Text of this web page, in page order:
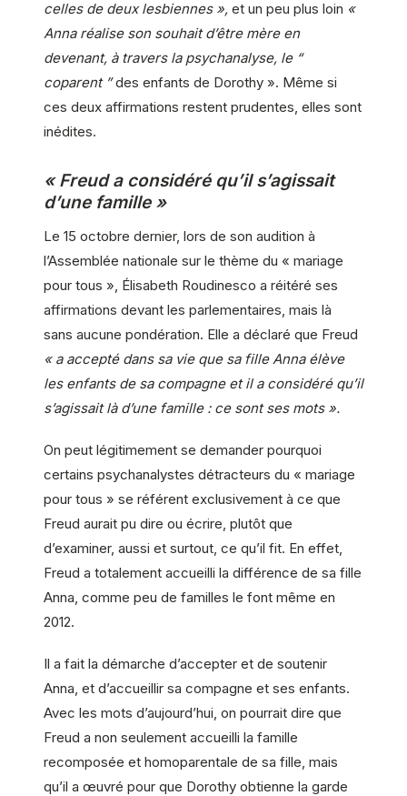
celles de deux lesbiennes », et un peu plus loin «
Anna réalise son souhait d’être mère en
devenant, à travers la psychanalyse, le “
coparent ”des enfants de Dorothy ». Même si
ces deux affirmations restent prudentes, elles sont
inédites.
« Freud a considéré qu’il s’agissait
d’une famille »
Le 15 octobre dernier, lors de son audition à
l’Assemblée nationale sur le thème du « mariage
pour tous », Élisabeth Roudinesco a réitéré ses
affirmations devant les parlementaires, mais là
sans aucune pondération. Elle a déclaré que Freud
« a accepté dans sa vie que sa fille Anna élève
les enfants de sa compagne et il a considéré qu’il
s’agissait là d’une famille : ce sont ses mots ».
On peut légitimement se demander pourquoi
certains psychanalystes détracteurs du « mariage
pour tous » se référent exclusivement à ce que
Freud aurait pu dire ou écrire, plutôt que
d’examiner, aussi et surtout, ce qu’il fit. En effet,
Freud a totalement accueilli la différence de sa fille
Anna, comme peu de familles le font même en
2012.
Il a fait la démarche d’accepter et de soutenir
Anna, et d’accueillir sa compagne et ses enfants.
Avec les mots d’aujourd’hui, on pourrait dire que
Freud a non seulement accueilli la famille
recomposée et homoparentale de sa fille, mais
qu’il a œuvré pour que Dorothy obtienne la garde